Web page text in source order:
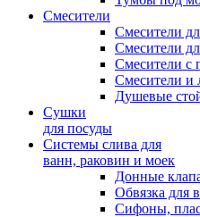
Смесители
Смесители
Смесители
Смесители с
Cмесители и
Душевые
Сушки
для посуды
Системы слива для
ванн, раковин и моек
Донные
Обвязка для
Сифоны,